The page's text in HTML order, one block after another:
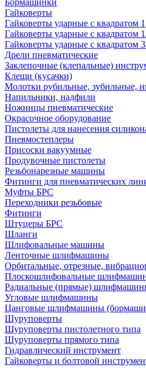
Бормашинки
Гайковерты
Гайковерты ударные с квадратом 1
Гайковерты ударные с квадратом
Гайковерты ударные с квадратом
Дрели пневматические
Заклепочные (клепальные)
Клещи (кусачки)
Молотки рубильные, зубильные,
Напильники, надфили
Ножницы пневматические
Окрасочное оборудование
Пистолеты для нанесения
Пневмостеплеры
Присоски вакуумные
Продувочные пистолеты
Резьбонарезные машины
Фитинги для пневматических
Муфты БРС
Переходники резьбовые
Фитинги
Штуцеры БРС
Шланги
Шлифовальные машины
Ленточные шлифмашины
Орбитальные, отрезные,
Плоскошлифовальные
Радиальные (прямые)
Угловые шлифмашины
Цанговые шлифмашины
Шуруповерты
Шуруповерты пистолетного типа
Шуруповерты прямого типа
Гидравлический инструмент
Гайковерты и болтовой